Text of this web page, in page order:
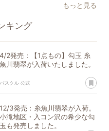
もっと見る
キング
4/2発売：【1点もの】勾玉 糸
魚川翡翠が入荷いたしました。
パスクル 公式 あ
12/3発売：糸魚川翡翠が入荷。
小滝地区・入コン沢の希少な勾
玉も発売しました。